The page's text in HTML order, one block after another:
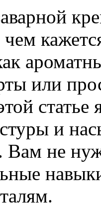
или
статье
и
Вам не